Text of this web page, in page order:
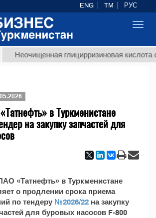
Неочищенная глицирризиновая кислота
в Туркменистане
на закупку запчастей для
«Татнефть» в Туркменистане
о продлении срока приема
по тендеру №2026/22 на закупку
для буровых насосов F-800
ENG TM РУС